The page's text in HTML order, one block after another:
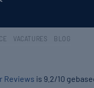
VACATURES BLOG
Reviews is 9.2/10